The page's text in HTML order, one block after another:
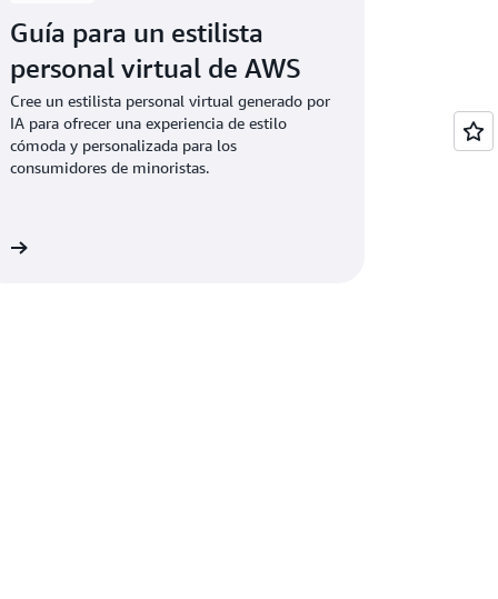
Guía para un estilista
personal virtual de AWS
Cree un estilista personal virtual generado por
IA para ofrecer una experiencia de estilo
cómoda y personalizada para los
consumidores de minoristas.